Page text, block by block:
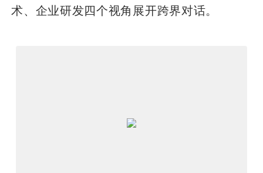
术、企业研发四个视角展开跨界对话。